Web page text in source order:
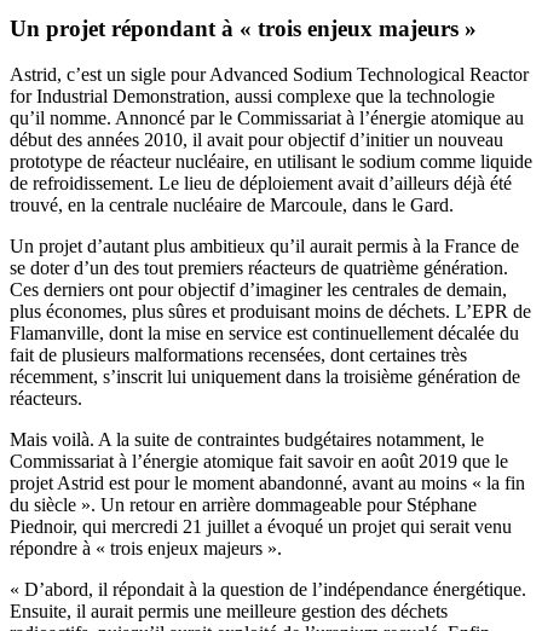
Un projet répondant à « trois enjeux majeurs »
Astrid, c’est un sigle pour Advanced Sodium Technological Reactor
for Industrial Demonstration, aussi complexe que la technologie
qu’il nomme. Annoncé par le Commissariat à l’énergie atomique au
début des années 2010, il avait pour objectif d’initier un nouveau
prototype de réacteur nucléaire, en utilisant le sodium comme liquide
de refroidissement. Le lieu de déploiement avait d’ailleurs déjà été
trouvé, en la centrale nucléaire de Marcoule, dans le Gard.
Un projet d’autant plus ambitieux qu’il aurait permis à la France de
se doter d’un des tout premiers réacteurs de quatrième génération.
Ces derniers ont pour objectif d’imaginer les centrales de demain,
plus économes, plus sûres et produisant moins de déchets. L’EPR de
Flamanville, dont la mise en service est continuellement décalée du
fait de plusieurs malformations recensées, dont certaines très
récemment, s’inscrit lui uniquement dans la troisième génération de
réacteurs.
Mais voilà. A la suite de contraintes budgétaires notamment, le
Commissariat à l’énergie atomique fait savoir en août 2019 que le
projet Astrid est pour le moment abandonné, avant au moins « la fin
du siècle ». Un retour en arrière dommageable pour Stéphane
Piednoir, qui mercredi 21 juillet a évoqué un projet qui serait venu
répondre à « trois enjeux majeurs ».
« D’abord, il répondait à la question de l’indépendance énergétique.
Ensuite, il aurait permis une meilleure gestion des déchets